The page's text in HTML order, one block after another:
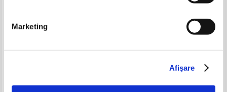
Marketing
Afişare
sketchbook. Iluustrate your own
Adaugă în coș
Szekely Laszlo - Culturism
Adaugă în coș